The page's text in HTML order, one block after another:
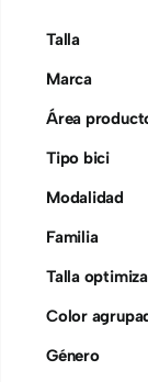
Talla
Marca
Área
Tipo bici
Modalidad
Familia
Talla
Color
Género